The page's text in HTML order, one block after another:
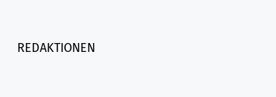
REDAKTIONEN